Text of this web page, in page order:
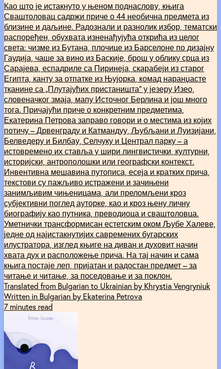
Као што је истакнуто у њеном поднаслову, књига
Сваштоловац садржи приче о 44 необична предмета из
близине и даљине. Радознали и разнолик избор, тематски
распоређен, обухвата изненађујућа открића из целог
света: чизме из Бутана, плочице из Барселоне по дизајну
Гаудија, чаше за вино из Баскије, брош у облику срца из
Сарајева, еспадриле са Пиринеја, скарабеји из старог
Египта, канту за отпатке из Њујорка, комад наранџасте
тканине са „Плутајућих пристаништа“ у језеру Изео,
словеначког змаја, мапу Источног Берлина и још много
тога. Причајући приче о конкретним предметима,
Екатерина Петрова заправо говори и о местима из којих
потичу – Дрвенграду и Катмандуу, Љубљани и Луизијани,
Белведеру и Билбау, Селчуку и Централ парку – а
истовремено их ставља у шири лингвистички, културни,
историјски, антрополошки или географски контекст.
Инвентивна мешавина путописа, есеја и кратких прича,
текстови су пажљиво истражени и зачињени
занимљивим чињеницама, али преломљени кроз
субјективни поглед ауторке, као и кроз њену личну
биографију као путника, преводиоца и сваштоловца.
Уметнички трансформисан естетским оком Љубе Халеве,
једне од најистакнутијих савремених бугарских
илустратора, изглед књиге на диван и духовит начин
хвата дух и расположење прича. На тај начин и сама
књига постаје леп, пријатан и радостан предмет – за
читање и читање, за поседовање и за поклон.
Translated from Bulgarian to Ukrainian by Khrystia Vengryniuk
Written in Bulgarian by Ekaterina Petrova
7 minutes read